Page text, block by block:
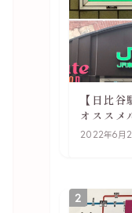
【日比
オススメ
でも快適
2022年6月
2